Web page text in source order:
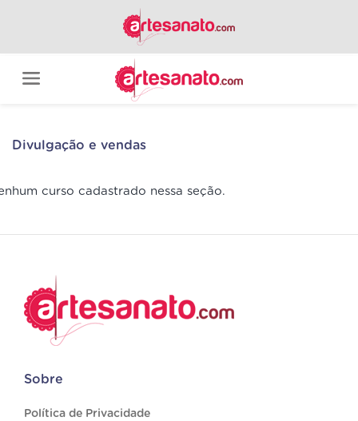
Divulgação e vendas
curso cadastrado nessa seção.
Sobre
Política de Privacidade